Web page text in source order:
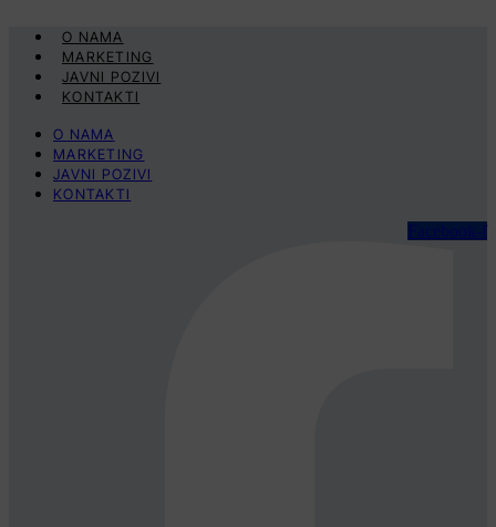
content
O NAMA
MARKETING
JAVNI POZIVI
KONTAKTI
O NAMA
MARKETING
JAVNI POZIVI
KONTAKTI
Facebook-f